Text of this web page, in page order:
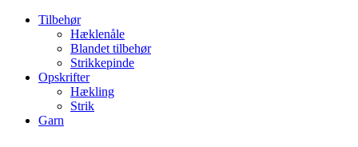
Tilbehør
Hæklenåle
Blandet tilbehør
Strikkepinde
Opskrifter
Hækling
Strik
Garn